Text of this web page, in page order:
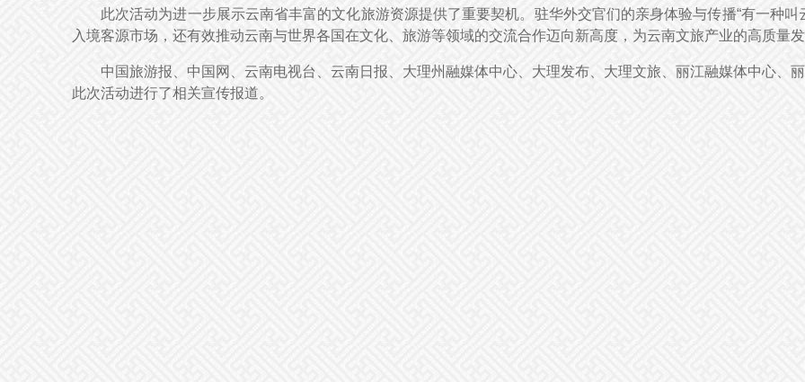
此次活动为进一步展示云南省丰富的文化旅游资源提供了重要契机。驻华外交官们的亲身体验与传播“有一种
入境客源市场，还有效推动云南与世界各国在文化、旅游等领域的交流合作迈向新高度，为云南文旅产业的高质量
中国旅游报、中国网、云南电视台、云南日报、大理州融媒体中心、大理发布、大理文旅、丽江融媒体中心、
此次活动进行了相关宣传报道。